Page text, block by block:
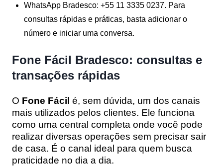
WhatsApp Bradesco: +55 11 3335 0237. Para
consultas rápidas e práticas, basta adicionar o
número e iniciar uma conversa.
Fone Fácil Bradesco: consultas e
transações rápidas
O Fone Fácil é, sem dúvida, um dos canais
mais utilizados pelos clientes. Ele funciona
como uma central completa onde você pode
realizar diversas operações sem precisar sair
de casa. É o canal ideal para quem busca
praticidade no dia a dia.